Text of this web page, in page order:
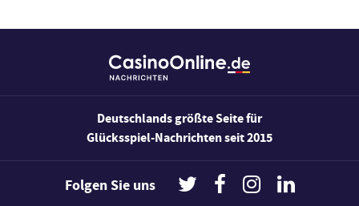
Deutschlands größte Seite für
Glücksspiel-Nachrichten seit 2015
Folgen Sie uns